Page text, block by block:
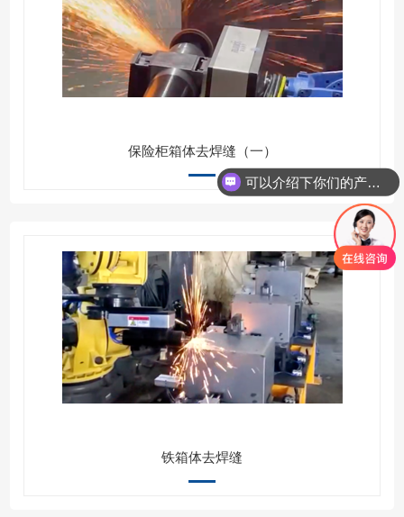
保险柜箱体去焊缝（一）
铁箱体去焊缝
可以介绍下你们的产品么